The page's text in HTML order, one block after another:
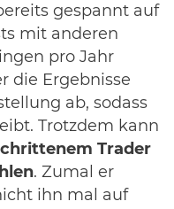
gespannt auf
mit anderen
pro Jahr
die Ergebnisse
ab, sodass
Trotzdem kann
Trader
. Zumal er
ihn mal auf